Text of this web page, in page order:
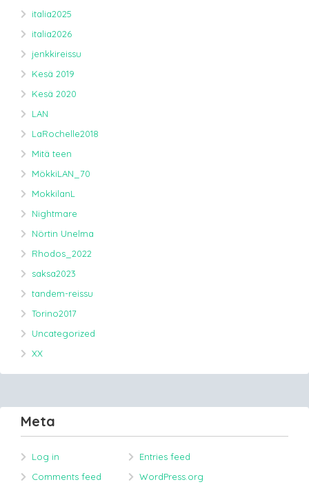
italia2025
italia2026
jenkkireissu
Kesä 2019
Kesä 2020
LAN
LaRochelle2018
Mitä teen
MökkiLAN_70
MokkilanL
Nightmare
Nörtin Unelma
Rhodos_2022
saksa2023
tandem-reissu
Torino2017
Uncategorized
XX
Meta
Log in
Entries feed
Comments feed
WordPress.org